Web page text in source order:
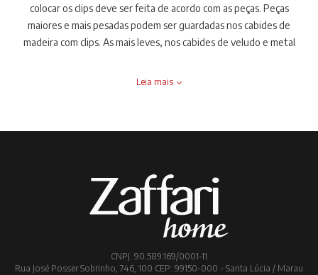
nova ao seu cabide e assim, ele poderá possuir outras
funcionalidades. Com os clipes é possível guardar saias, calças e
outras roupas que dobradas poderiam amassar. Os clips também
colocar os clips deve ser feita de acordo com as peças. Peças
maiores e mais pesadas podem ser guardadas nos cabides de
madeira com clips. As mais leves, nos cabides de veludo e metal
Leia mais
CNPJ: 90.589.169/0001-11
Rua José Posser Sobrinho, 746, 100 CEP: 99150-000 - Santa Lúcia / Marau